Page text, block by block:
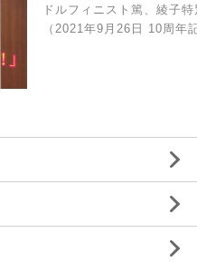
ドルフィニスト篤、綾子
（2021年9月26日 10周年